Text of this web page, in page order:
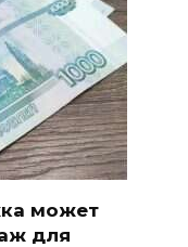
может
для